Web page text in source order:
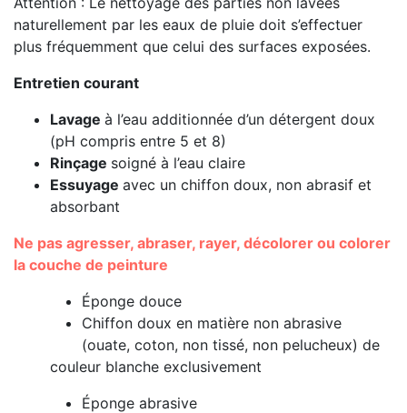
naturellement par les eaux de pluie doit s’effectuer
plus fréquemment que celui des surfaces exposées.
Entretien courant
Lavage à l’eau additionnée d’un détergent doux
(pH compris entre 5 et 8)
Rinçage soigné à l’eau claire
Essuyage avec un chiffon doux, non abrasif et
absorbant
Ne pas agresser, abraser, rayer, décolorer ou colorer
la couche de peinture
Éponge douce
Chiffon doux en matière non abrasive
(ouate, coton, non tissé, non pelucheux) de
couleur blanche exclusivement
Éponge abrasive